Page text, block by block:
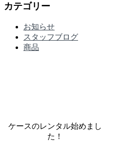
カテゴリー
お知らせ
スタッフブログ
商品
ケースのレンタル始めまし
た！